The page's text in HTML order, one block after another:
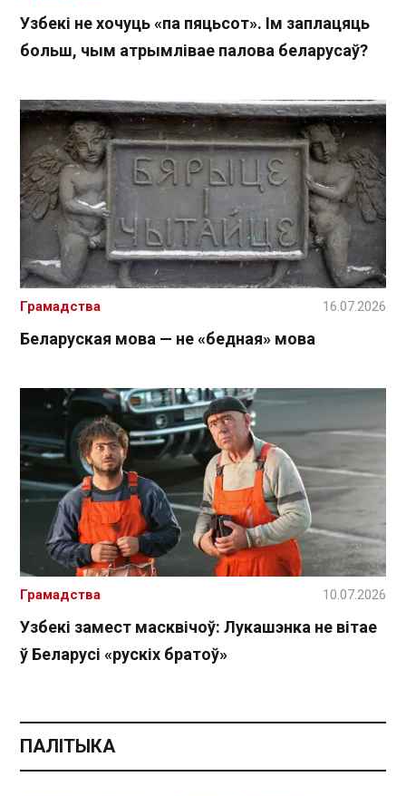
Узбекі не хочуць «па пяцьсот». Ім заплацяць
больш, чым атрымлівае палова беларусаў?
Беларуская мова — не «бедная» мова
Грамадства 16.07.2026
Узбекі замест масквічоў: Лукашэнка не вітае
ў Беларусі «рускіх братоў»
Грамадства 10.07.2026
ПАЛІТЫКА